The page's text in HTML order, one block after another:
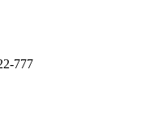
777